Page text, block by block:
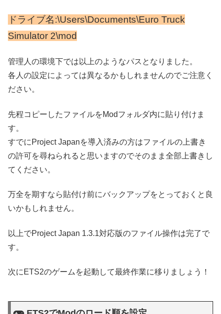
ドライブ名:\Users\Documents\Euro Truck
Simulator 2\mod
管理人の環境下では以上のようなパスとなりました。
各人の設定によっては異なるかもしれませんのでご注意く
ださい。
先程コピーしたファイルをModフォルダ内に貼り付けま
す。
すでにProject Japanを導入済みの方はファイルの上書き
の許可を尋ねられると思いますのでそのまま全部上書きし
てください。
万全を期すなら貼付け前にバックアップをとっておくと良
いかもしれません。
以上でProject Japan 1.3.1対応版のファイル操作は完了で
す。
次にETS2のゲームを起動して最終作業に移りましょう！